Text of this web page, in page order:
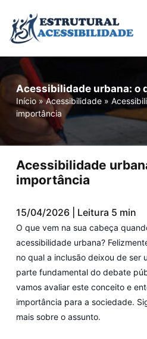
Acessibilidade urbana: o
Início»Acessibilidade»
importância
Acessibilidade
importância
15/04/2026 | Leitura 5 min
O que vem na sua cabeça
acessibilidade urbana?
no qual a inclusão deixou de ser
parte fundamental do debate
vamos avaliar este conceito e
importância para a sociedade.
mais sobre o assunto.